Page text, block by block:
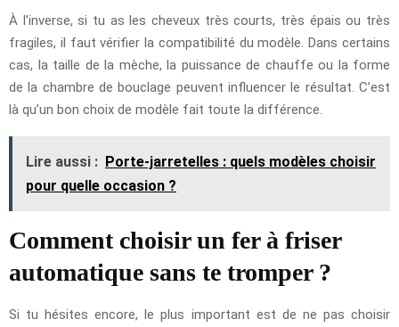
À l’inverse, si tu as les cheveux très courts, très épais ou très
fragiles, il faut vérifier la compatibilité du modèle. Dans certains
cas, la taille de la mèche, la puissance de chauffe ou la forme
de la chambre de bouclage peuvent influencer le résultat. C’est
là qu’un bon choix de modèle fait toute la différence.
Lire aussi : Porte-jarretelles : quels modèles choisir
pour quelle occasion ?
Comment choisir un fer à friser
automatique sans te tromper ?
Si tu hésites encore, le plus important est de ne pas choisir